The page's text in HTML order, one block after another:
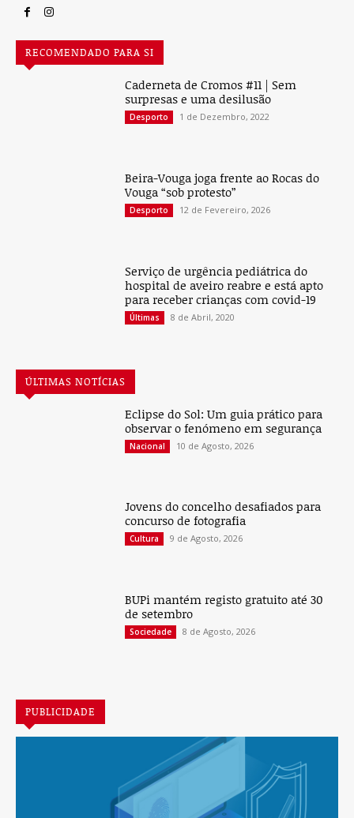
RECOMENDADO PARA SI
Caderneta de Cromos #11 | Sem
surpresas e uma desilusão
Desporto 1 de Dezembro, 2022
Beira-Vouga joga frente ao Rocas do
Vouga “sob protesto”
Desporto 12 de Fevereiro, 2026
Serviço de urgência pediátrica do
hospital de aveiro reabre e está apto
para receber crianças com covid-19
Últimas 8 de Abril, 2020
ÚLTIMAS NOTÍCIAS
Eclipse do Sol: Um guia prático para
observar o fenómeno em segurança
Nacional 10 de Agosto, 2026
Jovens do concelho desafiados para
concurso de fotografia
Cultura 9 de Agosto, 2026
BUPi mantém registo gratuito até 30
de setembro
Sociedade 8 de Agosto, 2026
PUBLICIDADE